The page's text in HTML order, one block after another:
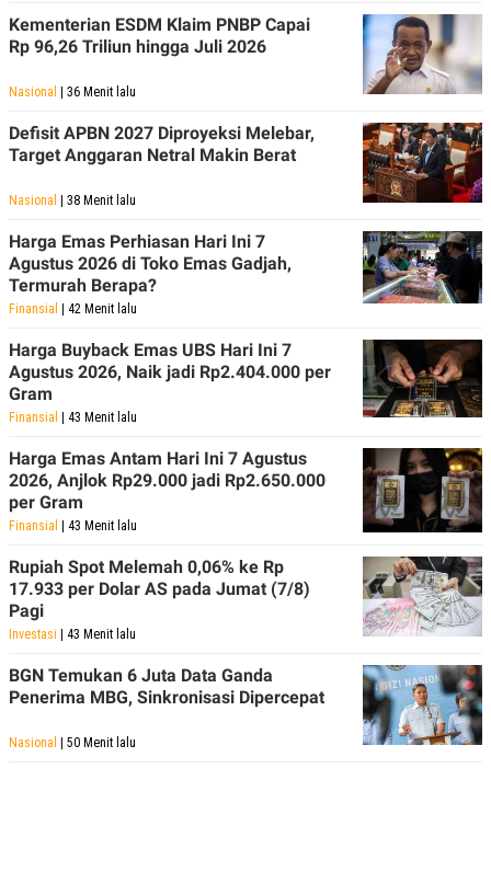
Kementerian ESDM Klaim PNBP Capai
Rp 96,26 Triliun hingga Juli 2026
Nasional | 36 Menit lalu
Defisit APBN 2027 Diproyeksi Melebar,
Target Anggaran Netral Makin Berat
Nasional | 38 Menit lalu
Harga Emas Perhiasan Hari Ini 7
Agustus 2026 di Toko Emas Gadjah,
Termurah Berapa?
Finansial | 42 Menit lalu
Harga Buyback Emas UBS Hari Ini 7
Agustus 2026, Naik jadi Rp2.404.000 per
Gram
Finansial | 43 Menit lalu
Harga Emas Antam Hari Ini 7 Agustus
2026, Anjlok Rp29.000 jadi Rp2.650.000
per Gram
Finansial | 43 Menit lalu
Rupiah Spot Melemah 0,06% ke Rp
17.933 per Dolar AS pada Jumat (7/8)
Pagi
Investasi | 43 Menit lalu
BGN Temukan 6 Juta Data Ganda
Penerima MBG, Sinkronisasi Dipercepat
Nasional | 50 Menit lalu